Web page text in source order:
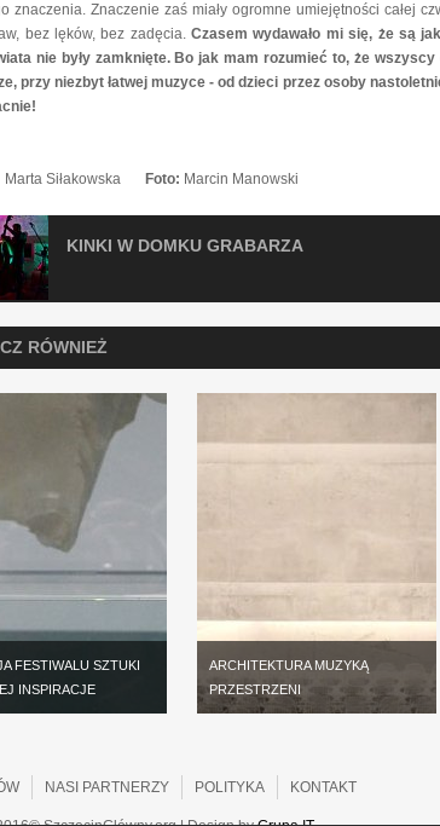
znaczenia. Znaczenie zaś miały ogromne umiejętności całej
bez lęków, bez zadęcia.Czasem wydawało mi się, że są
nie były zamknięte. Bo jak mam rozumieć to, że
przy niezbyt łatwej muzyce - od dzieci przez osoby
Marta Siłakowska Foto: Marcin Manowski
KINKI W DOMKU GRABARZA
RÓWNIEŻ
FESTIWALU SZTUKI
INSPIRACJE
ARCHITEKTURA MUZYKĄ
PRZESTRZENI
NASI PARTNERZY POLITYKA KONTAKT